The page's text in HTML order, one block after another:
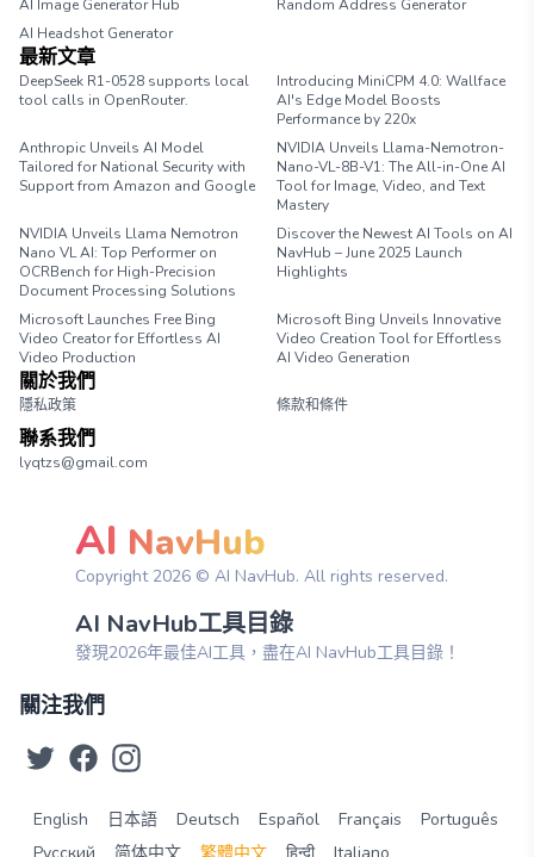
AI Image Generator Hub
Random Address Generator
AI Headshot Generator
最新文章
DeepSeek R1-0528 supports local
tool calls in OpenRouter.
Introducing MiniCPM 4.0: Wallface
AI's Edge Model Boosts
Performance by 220x
Anthropic Unveils AI Model
Tailored for National Security with
Support from Amazon and Google
NVIDIA Unveils Llama-Nemotron-
Nano-VL-8B-V1: The All-in-One AI
Tool for Image, Video, and Text
Mastery
NVIDIA Unveils Llama Nemotron
Nano VL AI: Top Performer on
OCRBench for High-Precision
Document Processing Solutions
Discover the Newest AI Tools on AI
NavHub – June 2025 Launch
Highlights
Microsoft Launches Free Bing
Video Creator for Effortless AI
Video Production
Microsoft Bing Unveils Innovative
Video Creation Tool for Effortless
AI Video Generation
關於我們
隱私政策 條款和條件
聯系我們
lyqtzs@gmail.com
AI NavHub
Copyright 2026© AI NavHub. All rights reserved.
AI NavHub工具目錄
發現2026年最佳AI工具，盡在AI NavHub工具目錄！
關注我們
English 日本語 Deutsch Español Français
Português